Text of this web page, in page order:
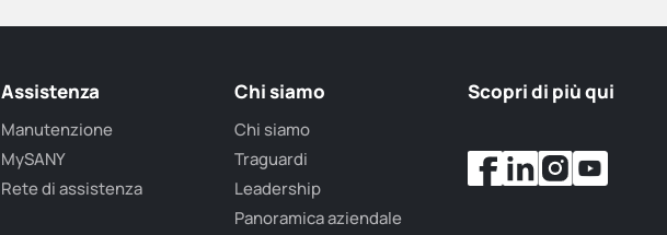
Assistenza
Manutenzione
MySANY
Rete di assistenza
Chi siamo
Chi siamo
Traguardi
Leadership
Panoramica aziendale
Scopri di più qui